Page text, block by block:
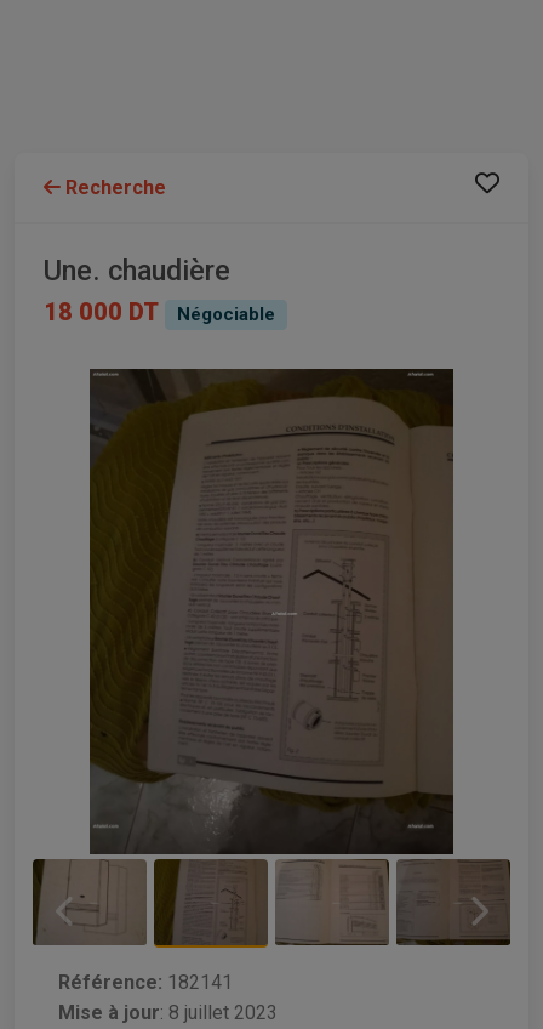
Recherche
Une. chaudière
18 000 DT Négociable
Référence: 182141
Mise à jour: 8 juillet 2023